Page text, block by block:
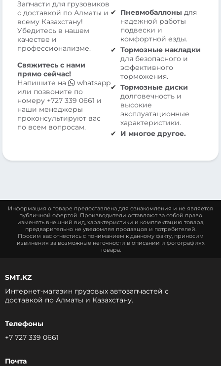
Запчасти для грузовиков
с доставкой по Алматы и
всему Казахстану!
Убедитесь в нашем
качестве и
профессионализме.
Свяжитесь с нами
прямо сейчас!
Напишите на
whatsapp
или позвоните по
номеру +727 339 0661 и
наши менеджеры
проконсультируют вас
по всем вопросам.
Пневмобаллоны для
надежной работы
подвески и
комфортной езды.
Тормозные накладки
для безопасного и
эффективного
торможения.
Тормозные диски
долговечность и
высокие
эксплуатационные
характеристики.
И многое другое.
Информация о товаре предоставлена для ознакомления и не является
публичной офертой. Производители оставляют за собой право
изменять внешний вид, характеристики и комплектацию товара,
предварительно не уведомляя продавцов и потребителей.
Просим вас отнестись с пониманием к данному факту, приносим
извинения за возможные неточности в описании и фотографиях
товара.
SMT.KZ
Интернет-магазин грузовых автозапчастей c
доставкой по Алматы и Казахстану.
Телефоны
+7 727 339 0661
Почта